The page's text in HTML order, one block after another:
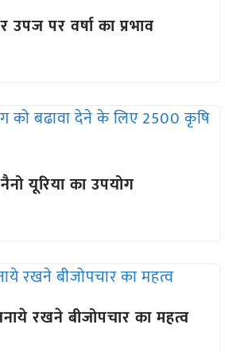
पर वर्षा का प्रभाव
यूरिया का उपयोग
रखने बीजोपचार का महत्व